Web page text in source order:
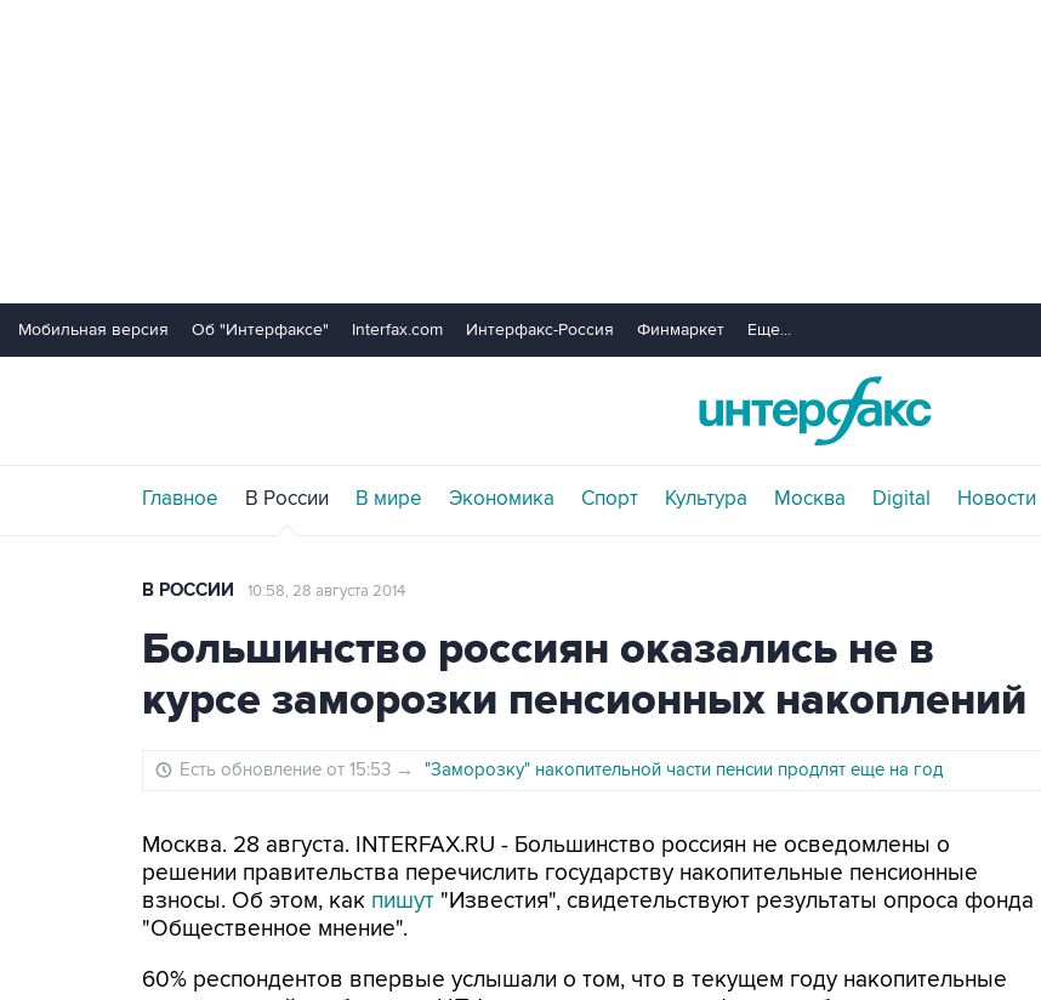
Мобильная версия Об "Интерфаксе" Interfax.com Интерфакс-Россия Финмаркет Еще...
Главное В России В мире Экономика Спорт Культура Москва Digital Новости
В РОССИИ 10:58, 28 августа 2014
Большинство россиян оказались не в
курсе заморозки пенсионных накоплений
Есть обновление от 15:53 → "Заморозку" накопительной части пенсии продлят еще на год
Москва. 28 августа. INTERFAX.RU - Большинство россиян не осведомлены о
решении правительства перечислить государству накопительные пенсионные
взносы. Об этом, как пишут "Известия", свидетельствуют результаты опроса фонда
"Общественное мнение".
60% респондентов впервые услышали о том, что в текущем году накопительные